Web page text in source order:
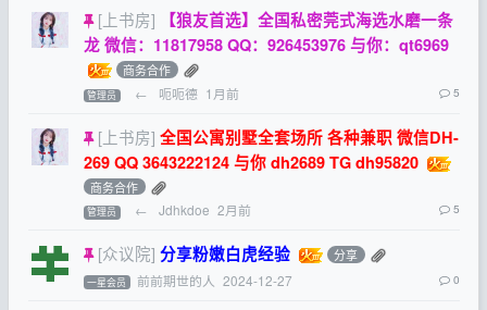
[上书房]
【狼友首选】全国私密莞式海选水磨一条
龙 微信：11817958 QQ：926453976 与你：qt6969
商务合作
管理员 ← 呃呃德 1月前 5
[上书房] 全国公寓别墅全套场所 各种兼职 微信DH-
269 QQ 3643222124 与你 dh2689 TG dh95820
商务合作
管理员 ← Jdhkdoe 2月前 5
[众议院] 分享粉嫩白虎经验 分享
一星会员 前前期世的人 2024-12-27 0